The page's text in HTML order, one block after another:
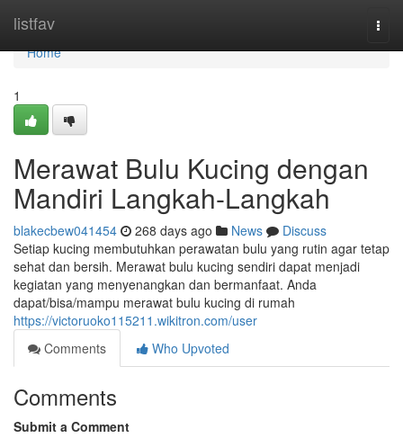
listfav
Home
Home
1
Merawat Bulu Kucing dengan
Mandiri Langkah-Langkah
blakecbew041454 268 days ago News
Discuss
Setiap kucing membutuhkan perawatan bulu yang rutin agar tetap
sehat dan bersih. Merawat bulu kucing sendiri dapat menjadi
kegiatan yang menyenangkan dan bermanfaat. Anda
dapat/bisa/mampu merawat bulu kucing di rumah
https://victoruoko115211.wikitron.com/user
Comments
Who Upvoted
Comments
Submit a Comment